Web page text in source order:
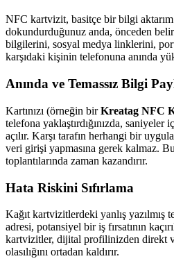
NFC kartvizit, basitçe bir bilgi aktarım
dokundurduğunuz anda, önceden
bilgilerini, sosyal medya linklerini,
karşıdaki kişinin telefonuna anında
Anında ve Temassız Bilgi
Kartınızı (örneğin birKreatag NFC
telefona yaklaştırdığınızda, saniyeler
açılır. Karşı tarafın herhangi bir
veri girişi yapmasına gerek kalmaz.
toplantılarında zaman kazandırır.
Hata Riskini Sıfırlama
Kağıt kartvizitlerdeki yanlış yazılmış
adresi, potansiyel bir iş fırsatının
kartvizitler, dijital profilinizden direkt
olasılığını ortadan kaldırır.